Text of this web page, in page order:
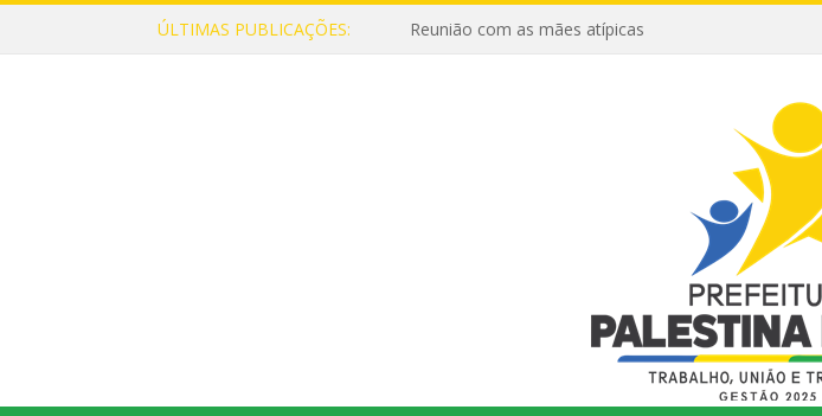
ÚLTIMAS PUBLICAÇÕES: Reunião com as mães atípicas